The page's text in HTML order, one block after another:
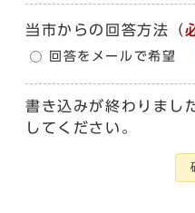
当市からの回答方法 （
回答をメールで希望
書き込みが終わりまし
してください。